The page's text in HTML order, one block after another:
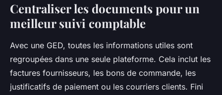
Centraliser les documents pour un
meilleur suivi comptable
Avec une GED, toutes les informations utiles sont
regroupées dans une seule plateforme. Cela inclut les
factures fournisseurs, les bons de commande, les
justificatifs de paiement ou les courriers clients. Fini